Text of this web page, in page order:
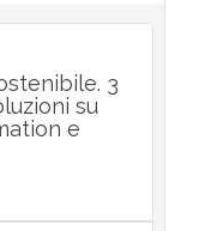
3
su
e